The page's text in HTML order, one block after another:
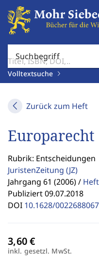
Suchbegriff
Volltextsuche
Zurück zum Heft
Europarecht
Rubrik: Entscheidungen
JuristenZeitung (JZ)
Jahrgang 61 (2006) /
Publiziert 09.07.2018
DOI 10.1628/
inkl. gesetzl. MwSt.